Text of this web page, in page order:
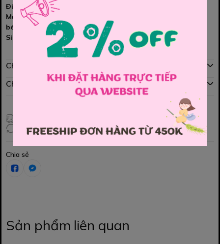
Đi học – đi chơi – dạo phố đều hợp 🎒🌸
Mẫu đang được các mẹ hỏi nhiều, nhanh tay giữ size cho
bé nha các MOM ⏰🛒
Size : 110 , 120 , 130 , 140 , 150
Chính sách mua hàng
Chính sách đổi hàng
Đổi hàng 3 ngày (HCM), 7 ngày (Tỉnh)
Chia sẻ
Sản phẩm liên quan